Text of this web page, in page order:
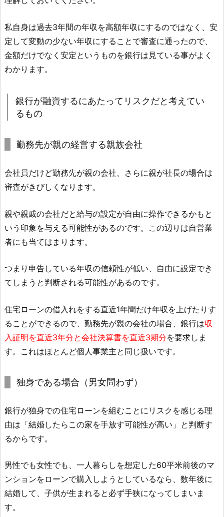
私自身は過去3年間の年収を高額年収にするのではなく、安
定して変動の少ない年収にすることで審査に通ったので、
金額だけでなく安定というものを銀行は見ている事がよく
わかります。
銀行が融資するにあたってリスクだと考えてい
るもの
勤務先が親の経営する親族会社
会社員だけど勤務先が親の会社、さらに親が社長の場合は
審査がきびしくなります。
親や親戚の会社だと給与の設定が自由に操作できるかもと
いう印象を与える可能性があるのです。この辺りは自営業
者にも当てはまります。
つまり申告している年収の信頼性が低い、自由に設定でき
てしまうと判断される可能性があるのです。
住宅ローンの借入れをする直近1年間だけ年収を上げたりす
ることができるので、勤務先が親の会社の場合、銀行は収
入証明を直近3年分と会社決算書を直近3期分を要求しま
す。これはほとんど個人事業主と同じ扱いです。
独身である場合（男女問わず）
銀行が独身での住宅ローンを組むことにリスクを感じる理
由は「結婚したらこの家を手放す可能性が高い」と判断す
るからです。
男性でも女性でも、一人暮らしを想定した60平米前後のマ
ンションをローンで購入しようとしているなら、数年後に
結婚して、子供が生まれると必ず手狭になってしまいま
す。